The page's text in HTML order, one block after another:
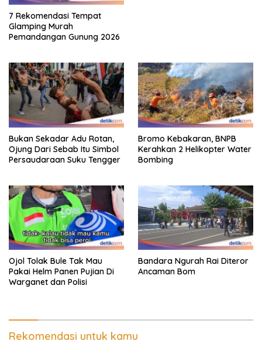
7 Rekomendasi Tempat
Glamping Murah
Pemandangan Gunung 2026
Bukan Sekadar Adu Rotan,
Ojung Dari Sebab Itu Simbol
Persaudaraan Suku Tengger
Bromo Kebakaran, BNPB
Kerahkan 2 Helikopter Water
Bombing
Ojol Tolak Bule Tak Mau
Pakai Helm Panen Pujian Di
Warganet dan Polisi
Bandara Ngurah Rai Diteror
Ancaman Bom
Rekomendasi untuk kamu